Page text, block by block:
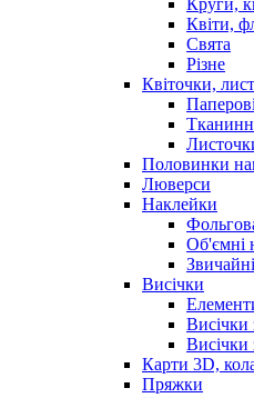
Квіти,
Свята
Різне
Квіточки,
Половинки
Люверси
Наклейки
Об'ємні
Висічки
Висічки
Висічки
Карти 3D,
Пряжки